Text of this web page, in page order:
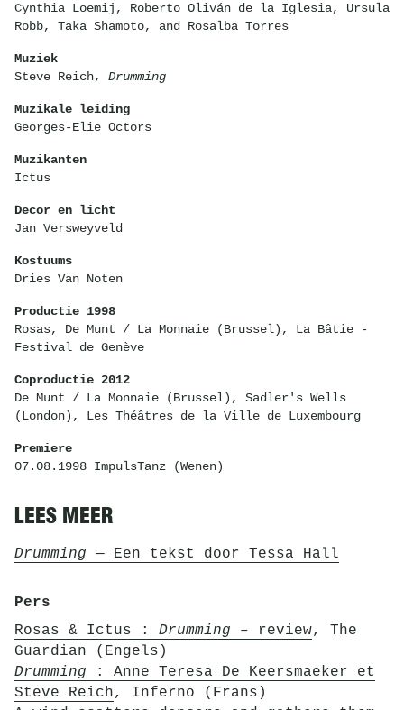
Cynthia Loemij, Roberto Oliván de la Iglesia, Ursula
Robb, Taka Shamoto, and Rosalba Torres
Muziek
Steve Reich, Drumming
Muzikale leiding
Georges-Elie Octors
Muzikanten
Ictus
Decor en licht
Jan Versweyveld
Kostuums
Dries Van Noten
Productie 1998
Rosas, De Munt / La Monnaie (Brussel), La Bâtie -
Festival de Genève
Coproductie 2012
De Munt / La Monnaie (Brussel), Sadler's Wells
(London), Les Théâtres de la Ville de Luxembourg
Premiere
07.08.1998 ImpulsTanz (Wenen)
LEES MEER
Drumming — Een tekst door Tessa Hall
Pers
Rosas & Ictus : Drumming – review, The
Guardian (Engels)
Drumming : Anne Teresa De Keersmaeker et
Steve Reich, Inferno (Frans)